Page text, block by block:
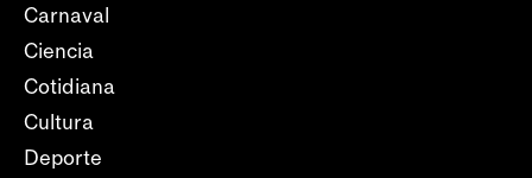
Carnaval
Ciencia
Cotidiana
Cultura
Deporte